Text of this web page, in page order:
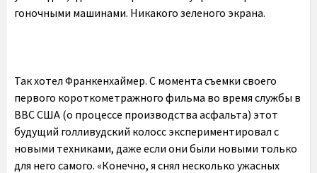
гоночными машинами. Никакого зеленого экрана.
Так хотел Франкенхаймер. С момента съемки своего
первого короткометражного фильма во время службы в
ВВС США (о процессе производства асфальта) этот
будущий голливудский колосс экспериментировал с
новыми техниками, даже если они были новыми только
для него самого. «Конечно, я снял несколько ужасных